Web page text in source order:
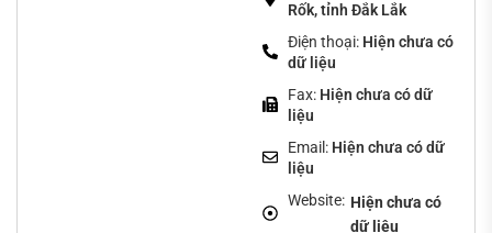
Rốk, tỉnh Đắk Lắk
Điện thoại: Hiện chưa có
dữ liệu
Fax: Hiện chưa có dữ
liệu
Email: Hiện chưa có dữ
liệu
Website: Hiện chưa có
dữ liệu